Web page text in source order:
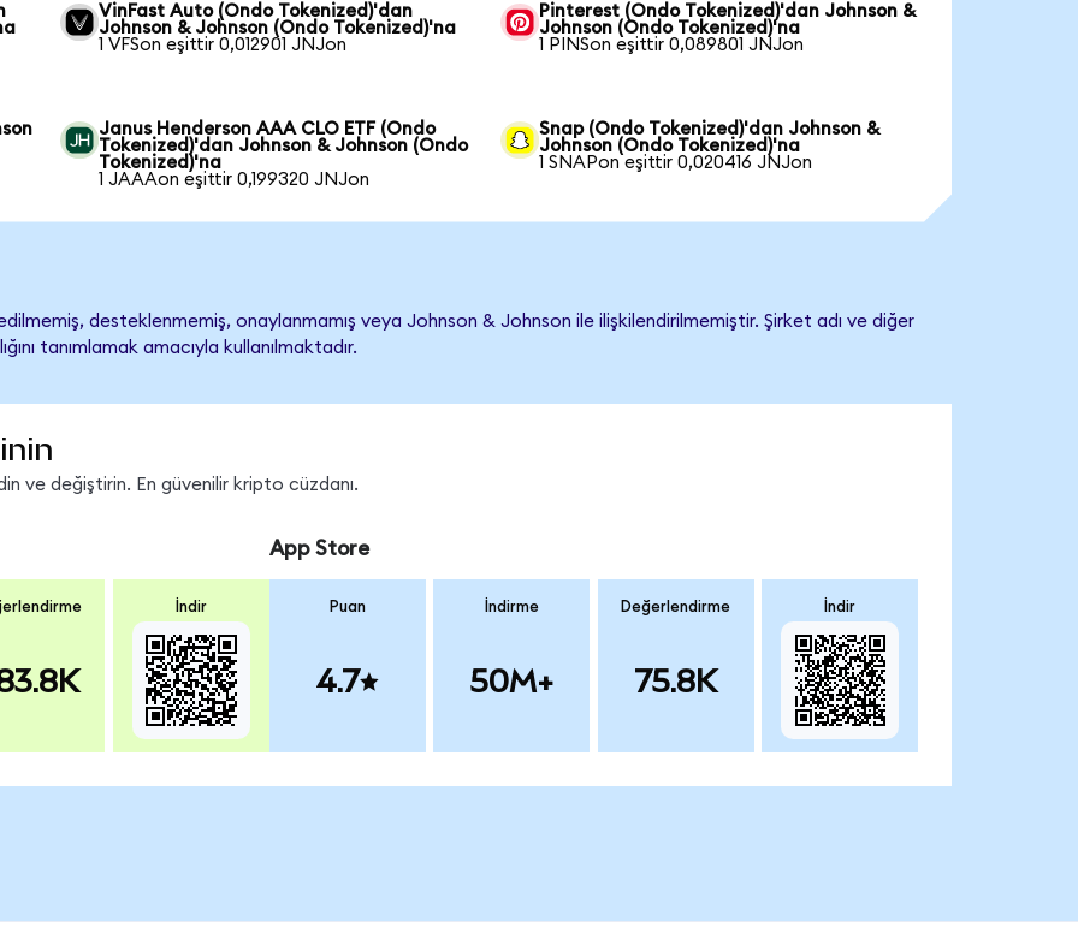
VinFast Auto (Ondo Tokenized)'dan
Johnson & Johnson (Ondo Tokenized)'na
1 VFSon eşittir 0,012901 JNJon
Pinterest (Ondo Tokenized)'dan Johnson &
Johnson (Ondo Tokenized)'na
1 PINSon eşittir 0,089801 JNJon
Janus Henderson AAA CLO ETF (Ondo
Tokenized)'dan Johnson & Johnson (Ondo
Tokenized)'na
1 JAAAon eşittir 0,199320 JNJon
Snap (Ondo Tokenized)'dan Johnson &
Johnson (Ondo Tokenized)'na
1 SNAPon eşittir 0,020416 JNJon
desteklenmemiş, onaylanmamış veya Johnson & Johnson ile ilişkilendirilmemiştir. Şirket adı ve diğer
tanımlamak amacıyla kullanılmaktadır.
ve değiştirin. En güvenilir kripto cüzdanı.
İndir
App Store
Puan
4.7
İndirme
50M+
Değerlendirme
75.8K
İndir